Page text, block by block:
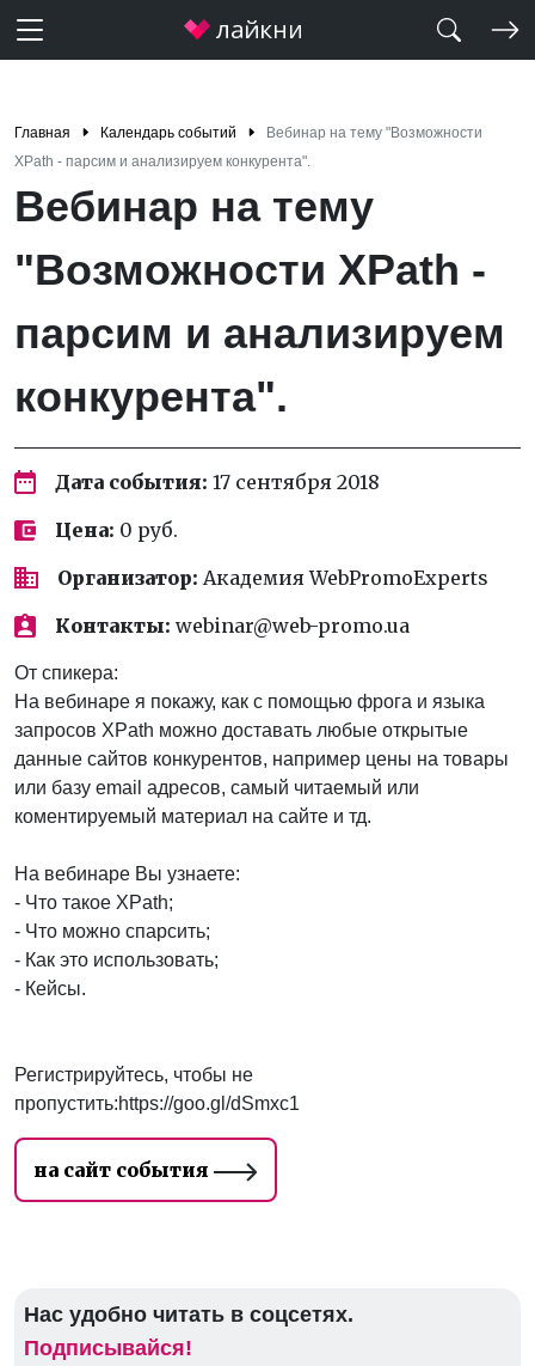
Главная Календарь событий
Вебинар на тему "Возможности
XPath - парсим и анализируем конкурента".
Вебинар на тему
"Возможности XPath -
парсим и анализируем
конкурента".
Дата события: 17 сентября 2018
Цена: 0 руб.
Организатор: Академия WebPromoExperts
Контакты: webinar@web-promo.ua
От спикера:
На вебинаре я покажу, как с помощью фрога и языка
запросов XPath можно доставать любые открытые
данные сайтов конкурентов, например цены на товары
или базу email адресов, самый читаемый или
коментируемый материал на сайте и тд.
На вебинаре Вы узнаете:
- Что такое XPath;
- Что можно спарсить;
- Как это использовать;
- Кейсы.
Регистрируйтесь, чтобы не
пропустить:https://goo.gl/dSmxc1
на сайт события
Нас удобно читать в соцсетях.
Подписывайся!